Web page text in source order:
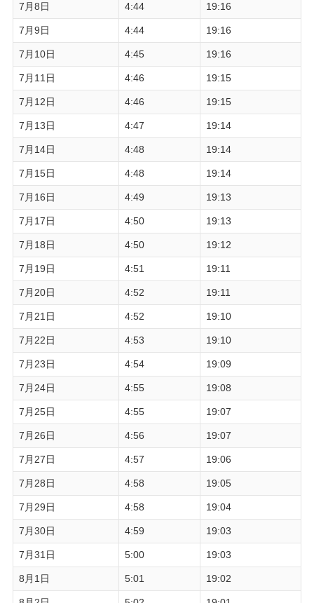
7月8日 4:44 19:16
7月9日 4:44 19:16
7月10日 4:45 19:16
7月11日 4:46 19:15
7月12日 4:46 19:15
7月13日 4:47 19:14
7月14日 4:48 19:14
7月15日 4:48 19:14
7月16日 4:49 19:13
7月17日 4:50 19:13
7月18日 4:50 19:12
7月19日 4:51 19:11
7月20日 4:52 19:11
7月21日 4:52 19:10
7月22日 4:53 19:10
7月23日 4:54 19:09
7月24日 4:55 19:08
7月25日 4:55 19:07
7月26日 4:56 19:07
7月27日 4:57 19:06
7月28日 4:58 19:05
7月29日 4:58 19:04
7月30日 4:59 19:03
7月31日 5:00 19:03
8月1日 5:01 19:02